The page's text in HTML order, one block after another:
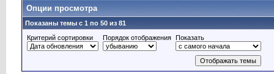
Опции просмотра
Показаны темы с 1 по 50 из 81
Критерий сортировки
Порядок отображения Показать